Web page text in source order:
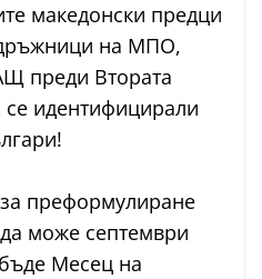
македонски предци
на МПО,
преди Втората
се идентифицирали
преформулиране
може септември
Месец на